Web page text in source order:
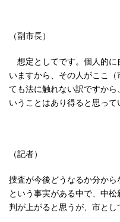
（副市長）
想定としてです。個人的に
いますから、その人がここ
ても法に触れない訳ですか
いうことはあり得ると思って
（記者）
捜査が今後どうなるか分か
という事実がある中で、中
判が上がると思うが、市とし